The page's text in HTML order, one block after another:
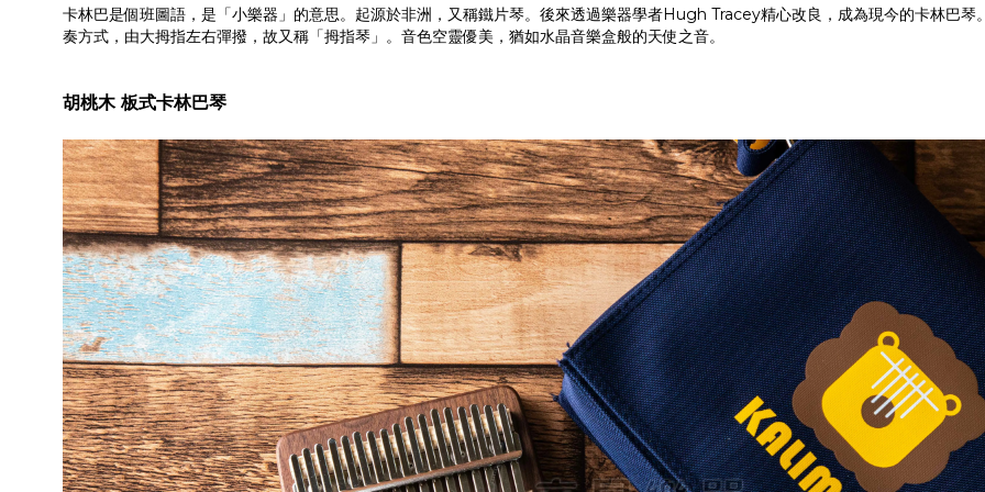
卡林巴是個班圖語，是「小樂器」的意思。起源於非洲，又稱鐵片琴。後來透過樂器學者Hugh Tracey精心改良，成為現今的卡林巴琴
奏方式，由大拇指左右彈撥，故又稱「拇指琴」。音色空靈優美，猶如水晶音樂盒般的天使之音。
胡桃木 板式卡林巴琴